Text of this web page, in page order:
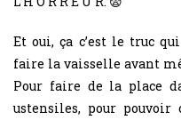
Et oui, ça c’est le truc
faire la vaisselle avant
Pour faire de la place
ustensiles, pour